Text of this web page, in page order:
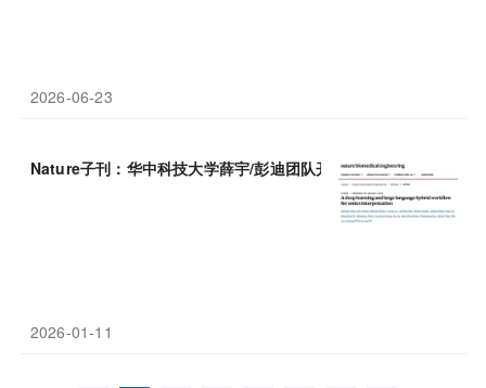
2026-06-23
Nature子刊：华中科技大学薛宇/彭迪团队开发结合深度学习
2026-01-11